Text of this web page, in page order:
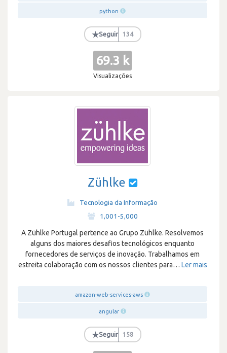
python
★Seguir 134
69.3 k
Visualizações
Zühlke
Tecnologia da Informação
1,001-5,000
A Zühlke Portugal pertence ao Grupo Zühlke. Resolvemos
alguns dos maiores desafios tecnológicos enquanto
fornecedores de serviços de inovação. Trabalhamos em
estreita colaboração com os nossos clientes para… Ler mais
amazon-web-services-aws
angular
★Seguir 158